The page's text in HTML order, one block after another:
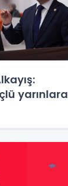
yarınlara